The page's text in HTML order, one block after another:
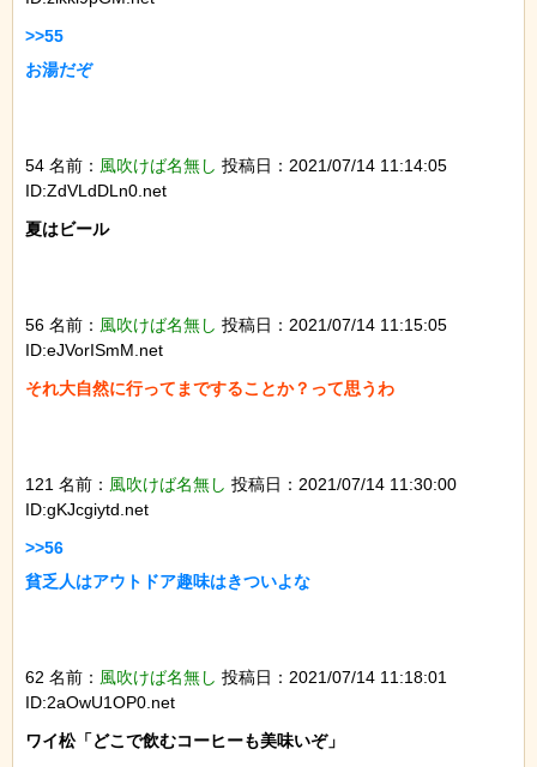
>>55
お湯だぞ
54 名前： 風吹けば名無し 投稿日：2021/07/14 11:14:05
ID:ZdVLdDLn0.net
夏はビール
56 名前： 風吹けば名無し 投稿日：2021/07/14 11:15:05
ID:eJVorISmM.net
それ大自然に行ってまですることか？って思うわ
121 名前： 風吹けば名無し 投稿日：2021/07/14 11:30:00
ID:gKJcgiytd.net
>>56
貧乏人はアウトドア趣味はきついよな
62 名前： 風吹けば名無し 投稿日：2021/07/14 11:18:01
ID:2aOwU1OP0.net
ワイ松「どこで飲むコーヒーも美味いぞ」